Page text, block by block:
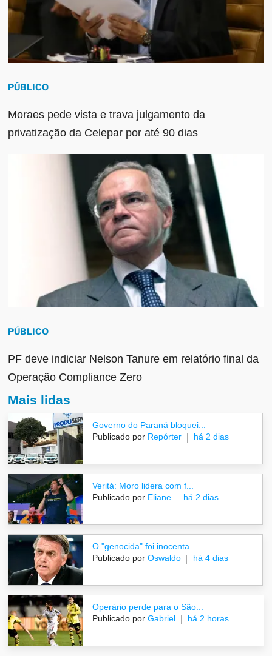
PÚBLICO
Moraes pede vista e trava julgamento da
privatização da Celepar por até 90 dias
PÚBLICO
PF deve indiciar Nelson Tanure em relatório final da
Operação Compliance Zero
Mais lidas
Governo do Paraná bloquei...
Publicado por Repórter há 2 dias
Veritá: Moro lidera com f...
Publicado por Eliane há 2 dias
O "genocida" foi inocenta...
Publicado por Oswaldo há 4 dias
Operário perde para o São...
Publicado por Gabriel há 2 horas